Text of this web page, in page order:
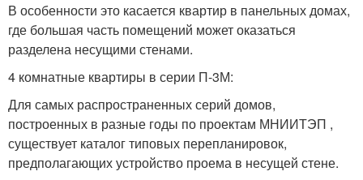
В особенности это касается квартир в панельных домах,
где большая часть помещений может оказаться
разделена несущими стенами.
4 комнатные квартиры в серии П-3М:
Для самых распространенных серий домов,
построенных в разные годы по проектам МНИИТЭП ,
существует каталог типовых перепланировок,
предполагающих устройство проема в несущей стене.